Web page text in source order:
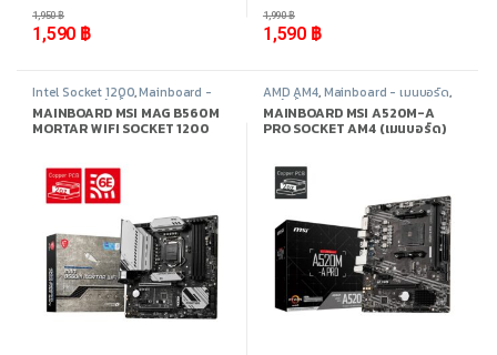
1,590 ฿
1,950฿
1,590 ฿
1,990฿
Intel Socket 1200,Mainboard -
สินค้าทั้งหมด
คอมพิวเตอร์
MAINBOARD MSI MAG B560M
MORTAR WIFI SOCKET 1200
AMD AM4,Mainboard - เมนบอร์ด,
สินค้าทั้งหมด
MAINBOARD MSI A520M-A
PRO SOCKET AM4 (เมนบอร์ด)